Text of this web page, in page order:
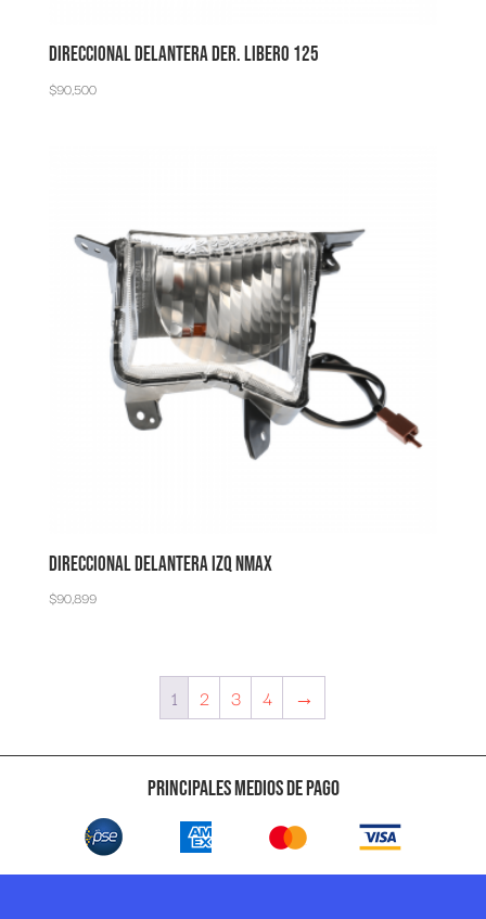
DIRECCIONAL DELANTERA DER. LIBERO 125
$90,500
DIRECCIONAL DELANTERA IZQ NMAX
$90,899
1 2 3 4 →
Principales medios de pago